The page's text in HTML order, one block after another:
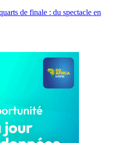
de finale : du spectacle en